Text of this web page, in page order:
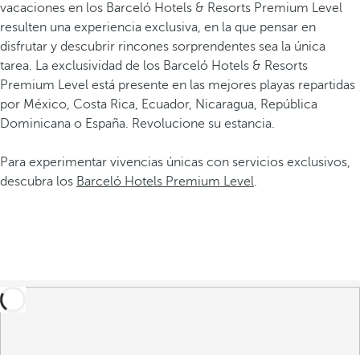
vacaciones en los Barceló Hotels & Resorts Premium Level
resulten una experiencia exclusiva, en la que pensar en
disfrutar y descubrir rincones sorprendentes sea la única
tarea. La exclusividad de los Barceló Hotels & Resorts
Premium Level está presente en las mejores playas repartidas
por México, Costa Rica, Ecuador, Nicaragua, República
Dominicana o España. Revolucione su estancia.
Para experimentar vivencias únicas con servicios exclusivos,
descubra los Barceló Hotels Premium Level.